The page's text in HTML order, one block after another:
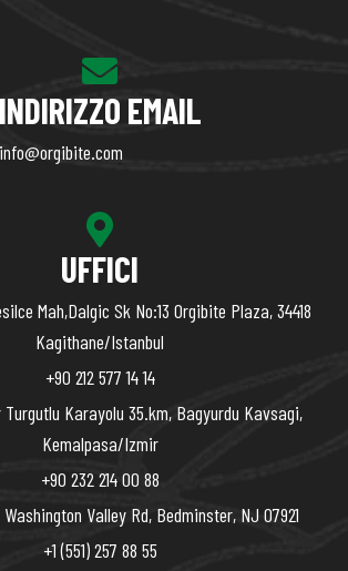
INDIRIZZO EMAIL
info@orgibite.com
UFFICI
Mah,Dalgic Sk No:13 Orgibite Plaza, 34418
Kagithane/Istanbul
+90 212 577 14 14
Karayolu 35.km, Bagyurdu Kavsagi,
Kemalpasa/Izmir
+90 232 214 00 88
Valley Rd, Bedminster, NJ 07921
+1 (551) 257 88 55